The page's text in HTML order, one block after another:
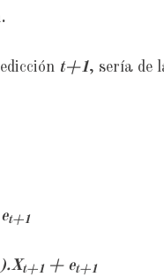
t+1, sería de
t+1
).Xt+1 + et+1